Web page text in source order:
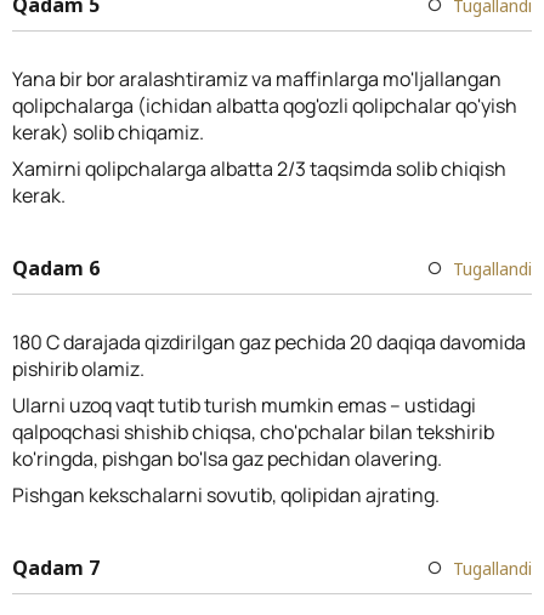
Tugallandi
Yana bir bor aralashtiramiz va maffinlarga mo'ljallangan
qolipchalarga (ichidan albatta qog'ozli qolipchalar qo'yish
kerak) solib chiqamiz.
Xamirni qolipchalarga albatta 2/3 taqsimda solib chiqish
kerak.
Qadam 6 Tugallandi
180 C darajada qizdirilgan gaz pechida 20 daqiqa davomida
pishirib olamiz.
Ularni uzoq vaqt tutib turish mumkin emas – ustidagi
qalpoqchasi shishib chiqsa, cho'pchalar bilan tekshirib
ko'ringda, pishgan bo'lsa gaz pechidan olavering.
Pishgan kekschalarni sovutib, qolipidan ajrating.
Qadam 7 Tugallandi